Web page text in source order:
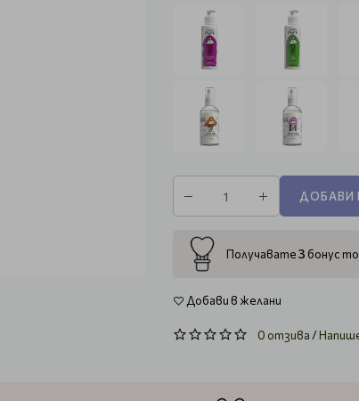
ДОБАВИ
Получавате3 бонус
Добави в желани
0 отзива/